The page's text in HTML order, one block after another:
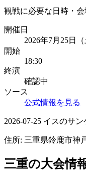
観戦に必要な日時・
開催日
2026年7月25日（
開始
18:30
終演
確認中
ソース
公式情報を見る
2026-07-25 イスのサ
住所: 三重県鈴鹿市神
三重の大会情